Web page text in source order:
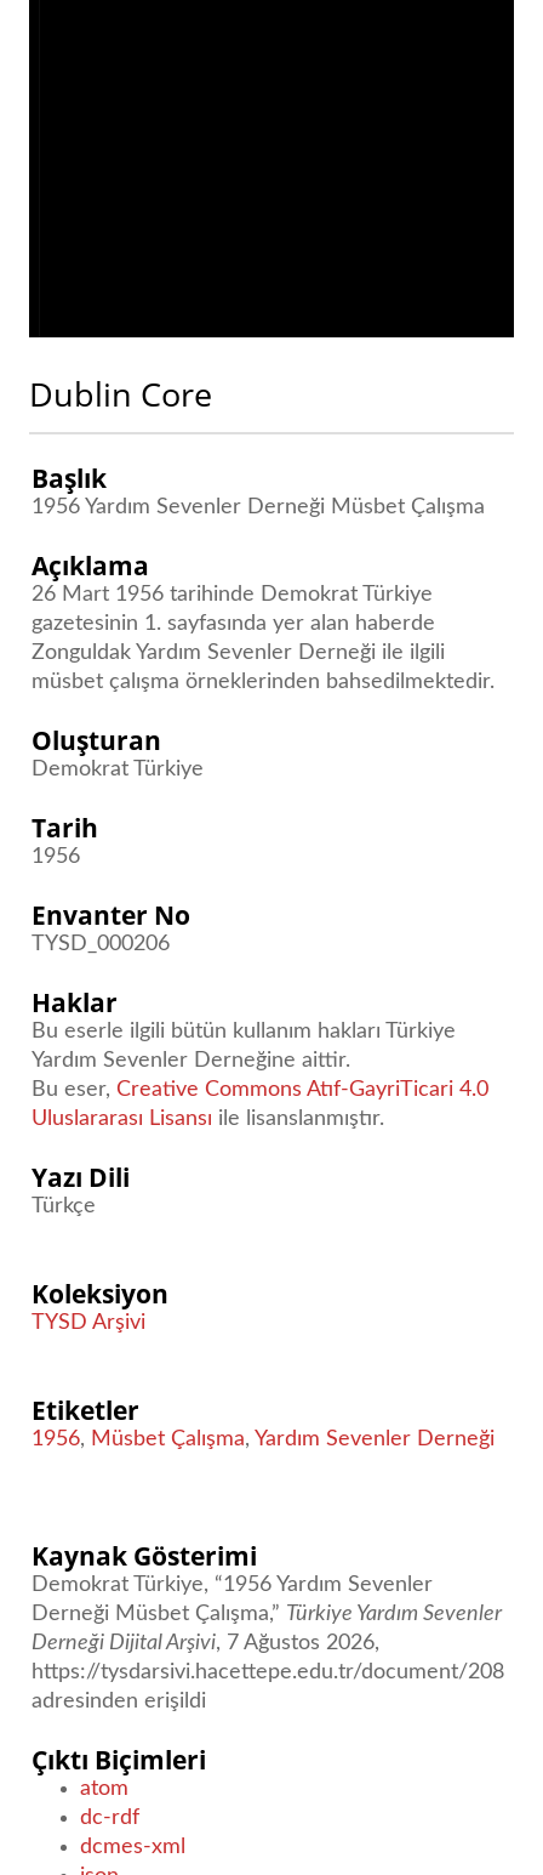
Dublin Core
Başlık
1956 Yardım Sevenler Derneği Müsbet Çalışma
Açıklama
26 Mart 1956 tarihinde Demokrat Türkiye
gazetesinin 1. sayfasında yer alan haberde
Zonguldak Yardım Sevenler Derneği ile ilgili
müsbet çalışma örneklerinden bahsedilmektedir.
Oluşturan
Demokrat Türkiye
Tarih
1956
Envanter No
TYSD_000206
Haklar
Bu eserle ilgili bütün kullanım hakları Türkiye
Yardım Sevenler Derneğine aittir.
Bu eser,Creative Commons Atıf-GayriTicari 4.0
Uluslararası Lisansı ile lisanslanmıştır.
Yazı Dili
Türkçe
Koleksiyon
TYSD Arşivi
Etiketler
1956, Müsbet Çalışma,Yardım Sevenler Derneği
Kaynak Gösterimi
Demokrat Türkiye, “1956 Yardım Sevenler
Derneği Müsbet Çalışma,” Türkiye Yardım Sevenler
Derneği Dijital Arşivi, 7 Ağustos 2026,
https://tysdarsivi.hacettepe.edu.tr/document/208
adresinden erişildi
Çıktı Biçimleri
atom
dc-rdf
dcmes-xml